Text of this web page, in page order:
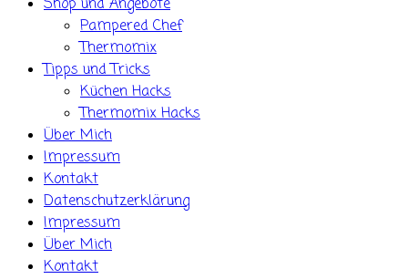
Shop und Angebote
Pampered Chef
Thermomix
Tipps und Tricks
Küchen Hacks
Thermomix Hacks
Über Mich
Impressum
Kontakt
Datenschutzerklärung
Impressum
Über Mich
Kontakt